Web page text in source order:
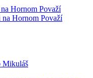
Hornom Považí
na Hornom Považí
Mikuláš